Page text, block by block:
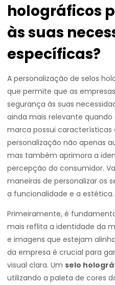
holográficos
às suas
específicas?
A personalização de selos
que permite que as
segurança às suas
ainda mais relevante
marca possui características
personalização não apenas
mas também aprimora a
percepção do consumidor.
maneiras de personalizar os
a funcionalidade e a estética.
Primeiramente, é
mais reflita a identidade da
e imagens que estejam
da empresa é crucial para
visual clara. Um selo
utilizando a paleta de cores